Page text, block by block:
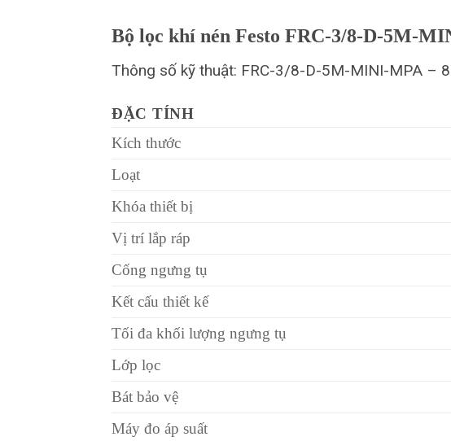
Bộ lọc khí nén Festo FRC-3/8-D-5M-
Thông số kỹ thuật: FRC-3/8-D-5M-MINI-MPA –
ĐẶC TÍNH
Kích thước
Loạt
Khóa thiết bị
Vị trí lắp ráp
Cống ngưng tụ
Kết cấu thiết kế
Tối đa khối lượng ngưng tụ
Lớp lọc
Bát bảo vệ
Máy đo áp suất